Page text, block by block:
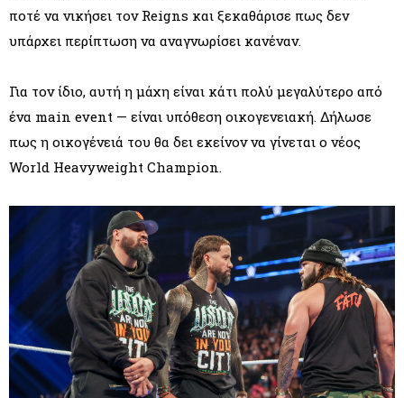
ποτέ να νικήσει τον Reigns και ξεκαθάρισε πως δεν
υπάρχει περίπτωση να αναγνωρίσει κανέναν.
Για τον ίδιο, αυτή η μάχη είναι κάτι πολύ μεγαλύτερο από
ένα main event — είναι υπόθεση οικογενειακή. Δήλωσε
πως η οικογένειά του θα δει εκείνον να γίνεται ο νέος
World Heavyweight Champion.